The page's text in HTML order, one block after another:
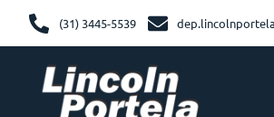
(31) 3445-5539